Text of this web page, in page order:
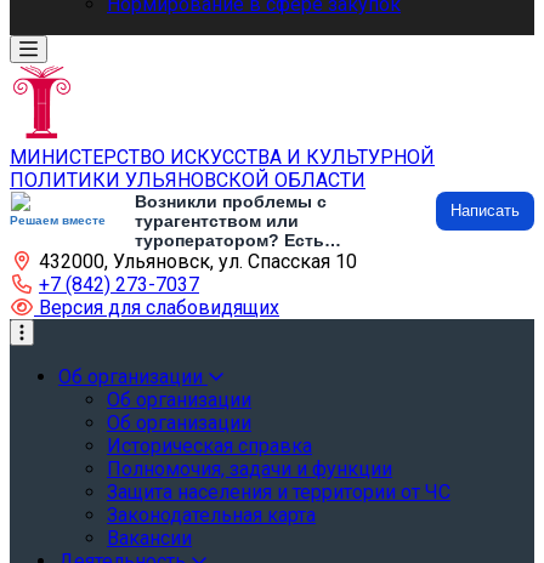
МИНИСТЕРСТВО ИСКУССТВА И КУЛЬТУРНОЙ
ПОЛИТИКИ УЛЬЯНОВСКОЙ ОБЛАСТИ
Решаем вместе
Возникли проблемы с
турагентством или
туроператором? Есть
предложения по развитию
туризма и туристической
инфраструктуры? Напишите об
этом
Написать
432000, Ульяновск, ул. Спасская 10
+7 (842) 273-7037
Версия для слабовидящих
Об организации
Об организации
Об организации
Историческая справка
Полномочия, задачи и функции
Защита населения и территории от ЧС
Законодательная карта
Вакансии